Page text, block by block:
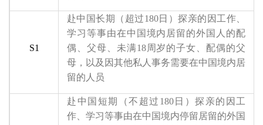
S1
赴中国长期 （ 超过180日 ）探亲的因工作、
学习等事由在中国境内居留的外国人的配
偶、父母、未满18周岁的子女、配偶的父
母，以及因其他私人事务需要在中国境内居
留的人员
赴中国短期 （不超过180日 ） 探亲的因工
作、学习等事由在中国境内停留居留的外国